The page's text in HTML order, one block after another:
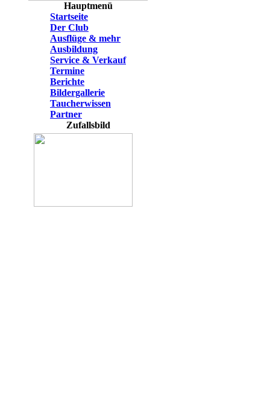
Hauptmenü
Startseite
Der Club
Ausflüge & mehr
Ausbildung
Service & Verkauf
Termine
Berichte
Bildergallerie
Taucherwissen
Partner
Zufallsbild